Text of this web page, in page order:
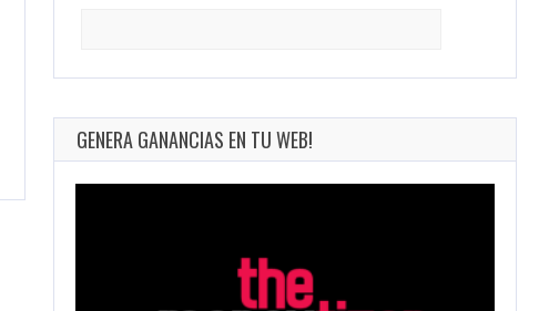
GENERA GANANCIAS EN TU WEB!